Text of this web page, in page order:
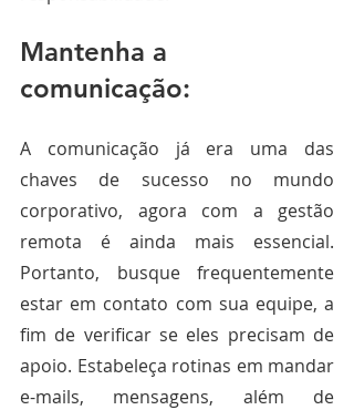
Mantenha a
comunicação:
A comunicação já era uma das
chaves de sucesso no mundo
corporativo, agora com a gestão
remota é ainda mais essencial.
Portanto, busque frequentemente
estar em contato com sua equipe, a
fim de verificar se eles precisam de
apoio. Estabeleça rotinas em mandar
e-mails, mensagens, além de